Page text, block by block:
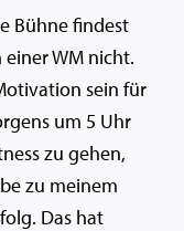
Bühne findest
WM nicht.
sein für
um 5 Uhr
zu gehen,
zu meinem
Das hat